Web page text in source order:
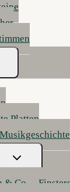
Platten
Untermenü
Umschalten
& Co. –